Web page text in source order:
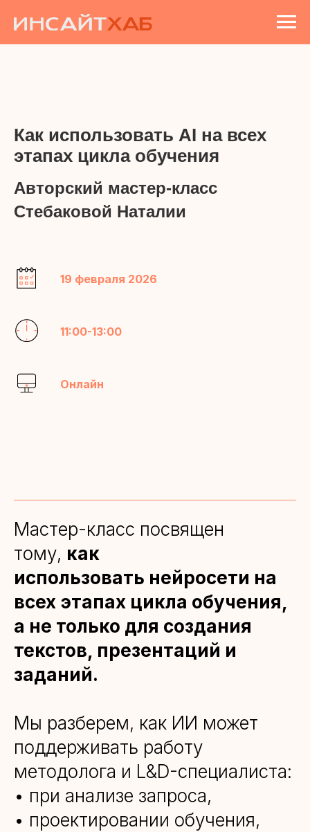
Как использовать AI на всех
этапах цикла обучения
Авторский мастер-класс
Стебаковой Наталии
19 февраля 2026
11:00-13:00
Онлайн
Мастер-класс посвящен
тому, как
использовать нейросети на
всех этапах цикла обучения,
а не только для создания
текстов, презентаций и
заданий.
Мы разберем, как ИИ может
поддерживать работу
методолога и L&D-специалиста:
• при анализе запроса,
• проектировании обучения,